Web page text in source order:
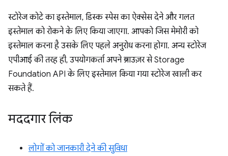
स्टोरेज कोटे का इस्तेमाल, डिस्क स्पेस का ऐक्सेस देने और गलत
इस्तेमाल को रोकने के लिए किया जाएगा. आपको जिस मेमोरी को
इस्तेमाल करना है उसके लिए पहले अनुरोध करना होगा. अन्य स्टोरेज
एपीआई की तरह ही, उपयोगकर्ता अपने ब्राउज़र से Storage
Foundation API के लिए इस्तेमाल किया गया स्टोरेज खाली कर
सकते हैं.
मददगार लिंक
लोगों को जानकारी देने की सुविधा